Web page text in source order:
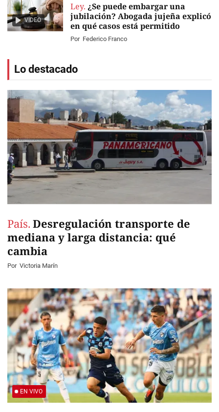
VIDEO
Ley. ¿Se puede embargar una
jubilación? Abogada jujeña explicó
en qué casos está permitido
Por Federico Franco
Lo destacado
País. Desregulación transporte de
mediana y larga distancia: qué
cambia
Por Victoria Marín
EN VIVO